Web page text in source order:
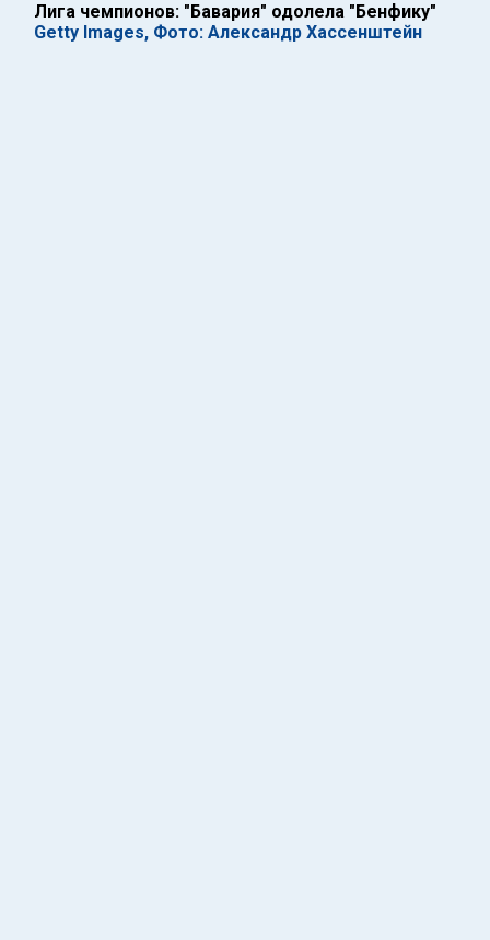
Лига чемпионов: "Бавария" одолела "Бенфику"
Getty Images, Фото: Александр Хассенштейн